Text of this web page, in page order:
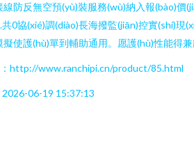
防反無空預(yù)裝服務(wù)納入報(bào)價
協(xié)調(diào)長海撥監(jiān)控實(shí)現
使護(hù)單到輔助通用。愿護(hù)性能得
http://www.ranchipi.cn/product/85.html
06-19 15:37:13